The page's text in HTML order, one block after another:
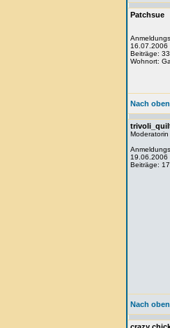
Patchsue
16.07.2006
Beiträge:
Wohnort:
Nach oben
Moderatorin
19.06.2006
Beiträge:
Nach oben